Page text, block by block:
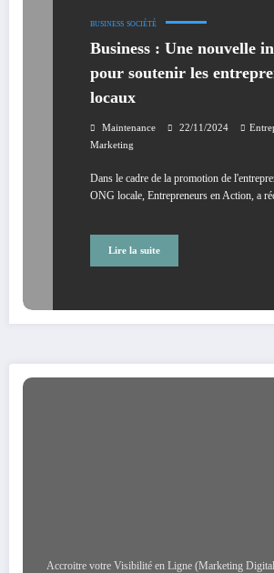
BUSINESS SOCIÉTÉ
Business : Une nouvelle
pour soutenir les
locaux
Maintenance 22/11/2024
Marketing
Dans le cadre de la promotion de
ONG locale, Entrepreneurs en Action, a
Lire la suite
Accroitre votre Visibilité en Ligne (Marketing